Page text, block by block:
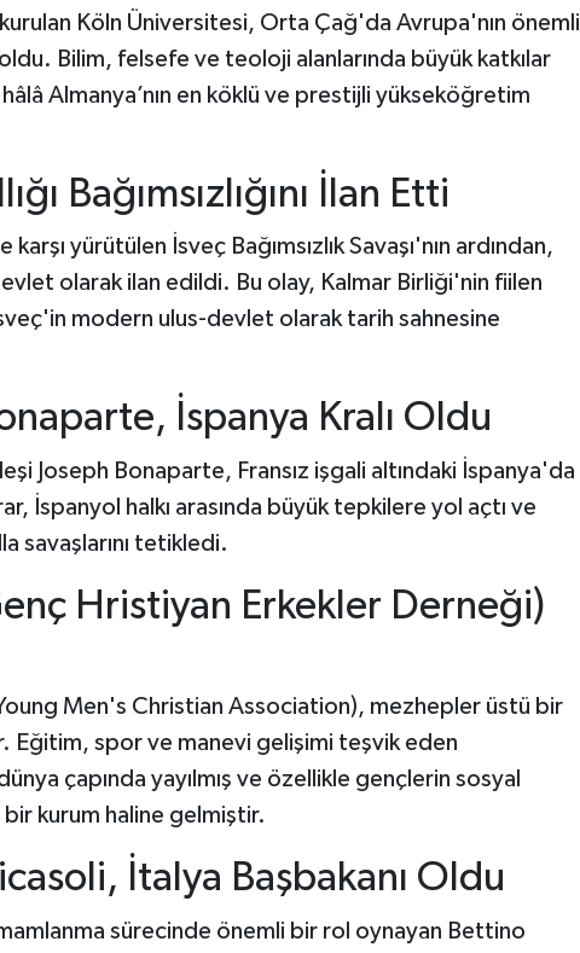
Köln Üniversitesi, Orta Çağ'da Avrupa'nın önemli
Bilim, felsefe ve teoloji alanlarında büyük katkılar
Almanya’nın en köklü ve prestijli yükseköğretim
Bağımsızlığını İlan Etti
yürütülen İsveç Bağımsızlık Savaşı'nın ardından,
olarak ilan edildi. Bu olay, Kalmar Birliği'nin fiilen
modern ulus-devlet olarak tarih sahnesine
İspanya Kralı Oldu
Joseph Bonaparte, Fransız işgali altındaki İspanya'da
İspanyol halkı arasında büyük tepkilere yol açtı ve
savaşlarını tetikledi.
Hristiyan Erkekler Derneği)
Men's Christian Association), mezhepler üstü bir
Eğitim, spor ve manevi gelişimi teşvik eden
çapında yayılmış ve özellikle gençlerin sosyal
kurum haline gelmiştir.
İtalya Başbakanı Oldu
sürecinde önemli bir rol oynayan Bettino